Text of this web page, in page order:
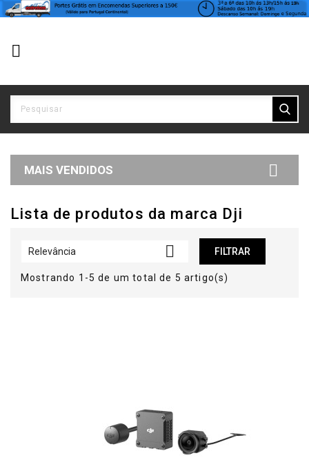

MAIS VENDIDOS 
Lista de produtos da marca Dji
Relevância  FILTRAR
Mostrando 1-5 de um total de 5 artigo(s)